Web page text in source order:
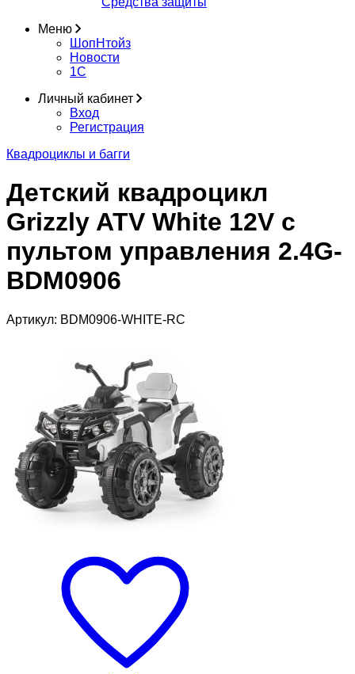
Меню
ШопНтойз
Новости
1C
Личный кабинет
Вход
Регистрация
Квадроциклы и багги
Детский квадроцикл
Grizzly ATV White 12V с
пультом управления 2.4G-
BDM0906
Артикул: BDM0906-WHITE-RC